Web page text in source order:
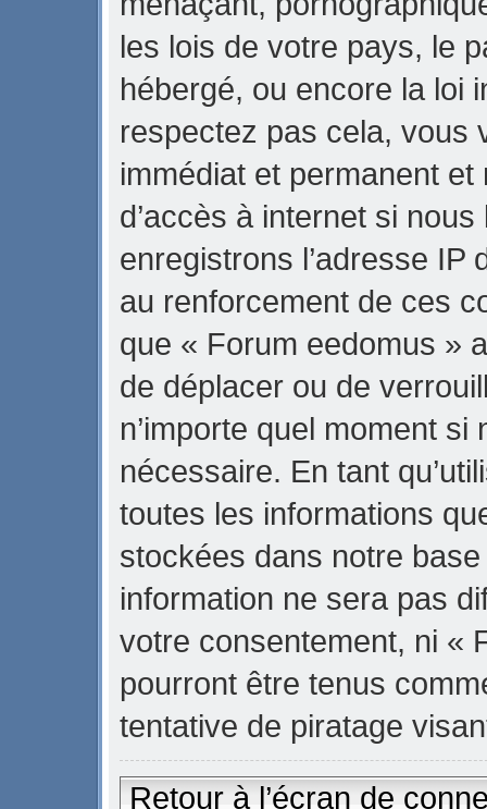
les lois de votre pays, le
hébergé, ou encore la loi
respectez pas cela, vous
immédiat et permanent
d’accès à internet si
enregistrons l’adresse IP
au renforcement de ces
que « Forum eedomus »
de déplacer ou de
n’importe quel moment
nécessaire. En tant
toutes les informations
stockées dans notre
information ne sera pas
votre consentement, ni «
pourront être tenus
tentative de piratage
Retour à l’écran de